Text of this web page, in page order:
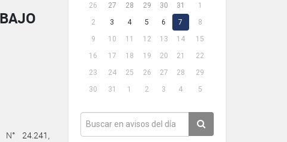
26 27 28 29 30 31
1
2
3 4 5 6 7
8
9
10 11 12 13 14
15
16
17 18 19 20 21
22
23
24 25 26 27 28
29
30
31 1 2 3 4 5
N° 24.241,